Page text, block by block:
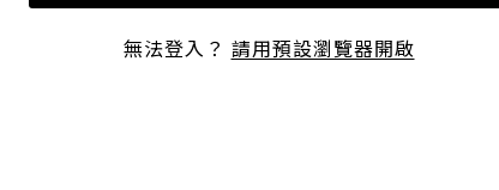
無法登入？ 請用預設瀏覽器開啟